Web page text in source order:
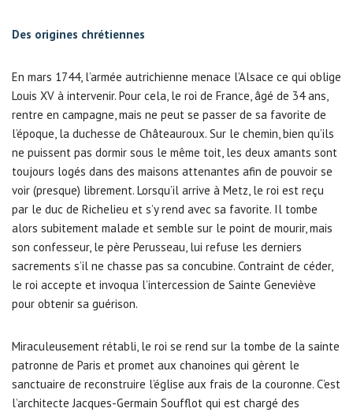
Des origines chrétiennes
En mars 1744, l’armée autrichienne menace l’Alsace ce qui oblige
Louis XV à intervenir. Pour cela, le roi de France, âgé de 34 ans,
rentre en campagne, mais ne peut se passer de sa favorite de
l’époque, la duchesse de Châteauroux. Sur le chemin, bien qu’ils
ne puissent pas dormir sous le même toit, les deux amants sont
toujours logés dans des maisons attenantes afin de pouvoir se
voir (presque) librement. Lorsqu’il arrive à Metz, le roi est reçu
par le duc de Richelieu et s’y rend avec sa favorite. Il tombe
alors subitement malade et semble sur le point de mourir, mais
son confesseur, le père Perusseau, lui refuse les derniers
sacrements s’il ne chasse pas sa concubine. Contraint de céder,
le roi accepte et invoqua l’intercession de Sainte Geneviève
pour obtenir sa guérison.
Miraculeusement rétabli, le roi se rend sur la tombe de la sainte
patronne de Paris et promet aux chanoines qui gèrent le
sanctuaire de reconstruire l’église aux frais de la couronne. C’est
l’architecte Jacques-Germain Soufflot qui est chargé des